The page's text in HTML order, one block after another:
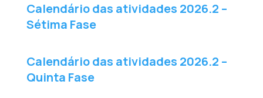
Calendário das atividades 2026.2 –
Sétima Fase
Calendário das atividades 2026.2 –
Quinta Fase